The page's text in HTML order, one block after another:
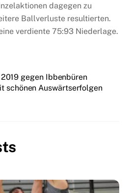
dagegen zu
Ballverluste resultierten.
verdiente 75:93 Niederlage.
gegen Ibbenbüren
schönen Auswärtserfolgen